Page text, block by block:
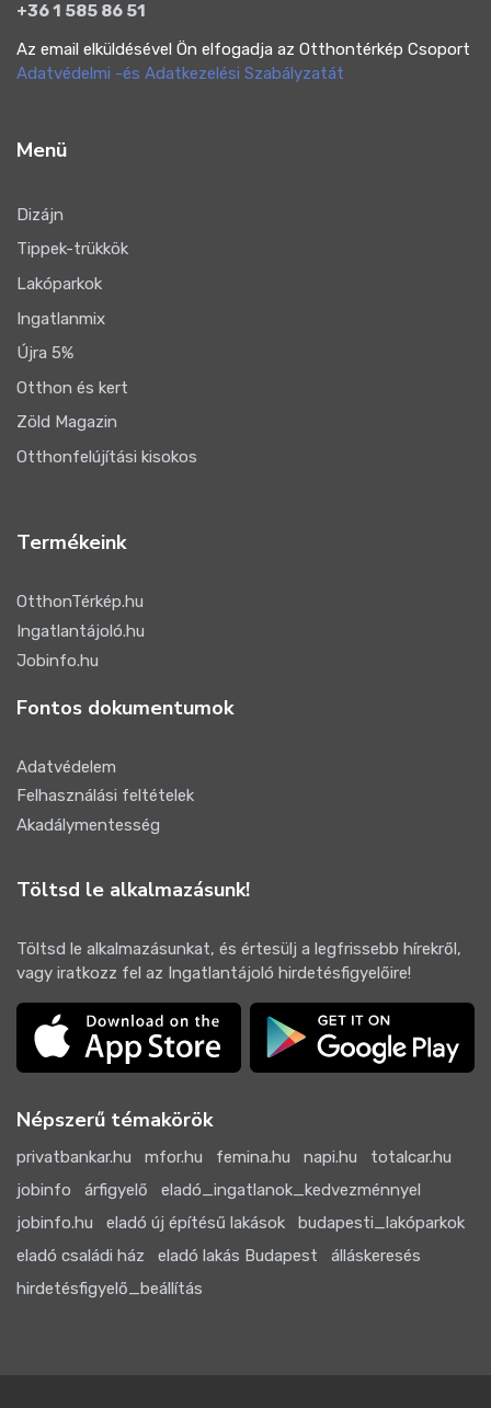
+36 1 585 86 51
Az email elküldésével Ön elfogadja az Otthontérkép Csoport
Adatvédelmi -és Adatkezelési Szabályzatát
Menü
Dizájn
Tippek-trükkök
Lakóparkok
Ingatlanmix
Újra 5%
Otthon és kert
Zöld Magazin
Otthonfelújítási kisokos
Termékeink
OtthonTérkép.hu
Ingatlantájoló.hu
Jobinfo.hu
Fontos dokumentumok
Adatvédelem
Felhasználási feltételek
Akadálymentesség
Töltsd le alkalmazásunk!
Töltsd le alkalmazásunkat, és értesülj a legfrissebb hírekről,
vagy iratkozz fel az Ingatlantájoló hirdetésfigyelőire!
Népszerű témakörök
privatbankar.hu mfor.hu femina.hu napi.hu
totalcar.hu
jobinfo
árfigyelő
eladó_ingatlanok_kedvezménnyel
jobinfo.hu
eladó új építésű lakások
budapesti_lakóparkok
eladó családi ház
eladó lakás Budapest
álláskeresés
hirdetésfigyelő_beállítás